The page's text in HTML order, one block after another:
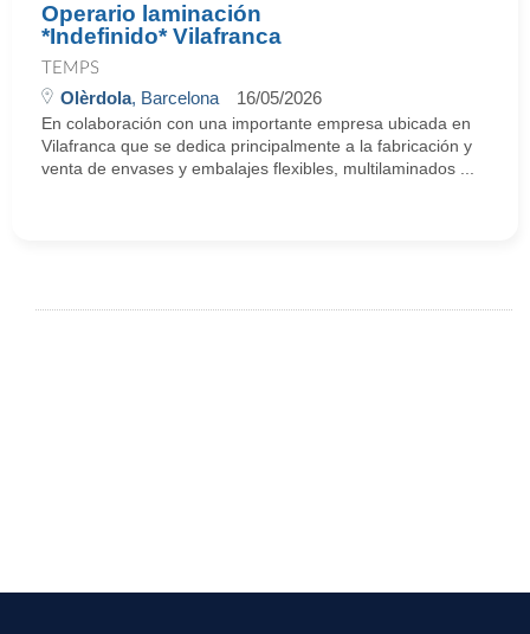
Operario laminación
*Indefinido* Vilafranca
TEMPS
Olèrdola, Barcelona 16/05/2026
En colaboración con una importante empresa ubicada en
Vilafranca que se dedica principalmente a la fabricación y
venta de envases y embalajes flexibles, multilaminados ...